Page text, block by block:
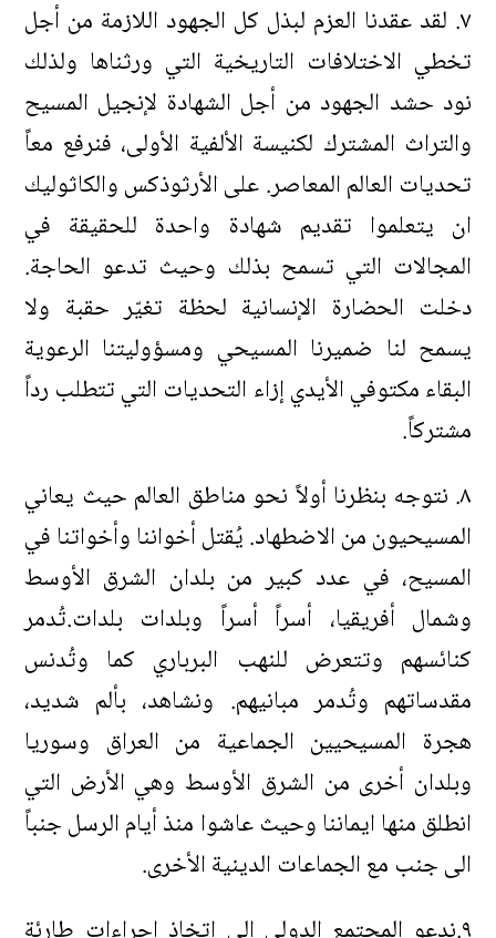
٧. لقد عقدنا العزم لبذل كل الجهود اللازمة من أجل
تخطي الاختلافات التاريخية التي ورثناها ولذلك
نود حشد الجهود من أجل الشهادة لإنجيل المسيح
والتراث المشترك لكنيسة الألفية الأولى، فنرفع معاً
تحديات العالم المعاصر. على الأرثوذكس والكاثوليك
ان يتعلموا تقديم شهادة واحدة للحقيقة في
المجالات التي تسمح بذلك وحيث تدعو الحاجة.
دخلت الحضارة الإنسانية لحظة تغيّر حقبة ولا
يسمح لنا ضميرنا المسيحي ومسؤوليتنا الرعوية
البقاء مكتوفي الأيدي إزاء التحديات التي تتطلب رداً
مشتركاً.
٨. نتوجه بنظرنا أولاً نحو مناطق العالم حيث يعاني
المسيحيون من الاضطهاد. يُقتل أخواننا وأخواتنا في
المسيح، في عدد كبير من بلدان الشرق الأوسط
وشمال أفريقيا، أسراً أسراً وبلدات بلدات.تُدمر
كنائسهم وتتعرض للنهب البرباري كما وتُدنس
مقدساتهم وتُدمر مبانيهم. ونشاهد، بألم شديد،
هجرة المسيحيين الجماعية من العراق وسوريا
وبلدان أخرى من الشرق الأوسط وهي الأرض التي
انطلق منها ايماننا وحيث عاشوا منذ أيام الرسل جنباً
الى جنب مع الجماعات الدينية الأخرى.